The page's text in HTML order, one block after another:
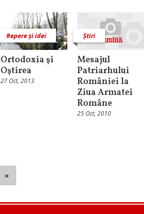
Repere și idei
Ortodoxia şi
Oştirea
27 Oct, 2013
Știri
Mesajul
Patriarhului
României la
Ziua Armatei
Române
25 Oct, 2010
»